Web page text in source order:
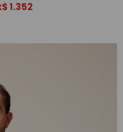
$1.352